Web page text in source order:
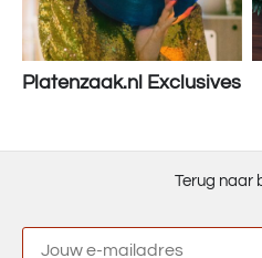
Platenzaak.nl Exclusives
Terug naar